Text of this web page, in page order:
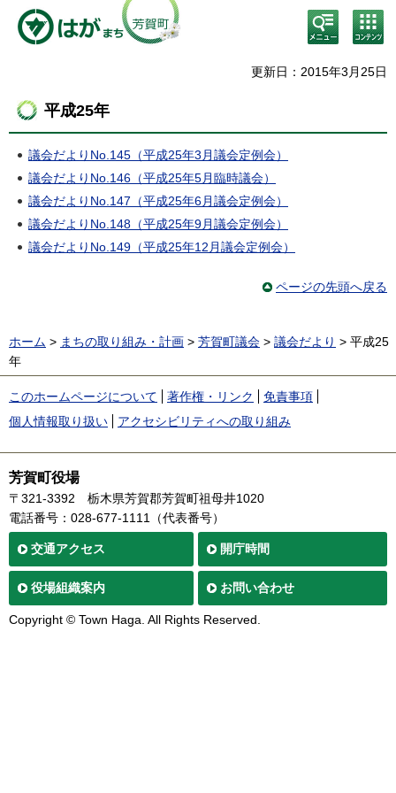
検
索・
メニ
コン
テン
ニュ
更新日：2015年3月25日
平成25年
議会だよりNo.145（平成25年3月議会定例会）
議会だよりNo.146（平成25年5月臨時議会）
議会だよりNo.147（平成25年6月議会定例会）
議会だよりNo.148（平成25年9月議会定例会）
議会だよりNo.149（平成25年12月議会定例会）
ページの先頭へ戻る
ホーム > まちの取り組み・計画 > 芳賀町議会 > 議会だより > 平成25
年
このホームページについて 著作権・リンク
免責事項
個人情報取り扱い
アクセシビリティへの取り組み
芳賀町役場
〒321-3392
栃木県芳賀郡芳賀町祖母井1020
電話番号：028-677-1111（代表番号）
交通アクセス 開庁時間
役場組織案内 お問い合わせ
Copyright © Town Haga. All Rights Reserved.